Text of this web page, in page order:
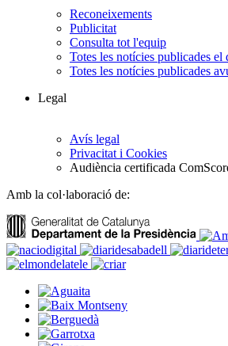
Reconeixements
Publicitat
Consulta tot l'equip
Totes les notícies publicades
Totes les notícies publicades
Legal
Avís legal
Privacitat i Cookies
Audiència certificada
Amb la col·laboració de: